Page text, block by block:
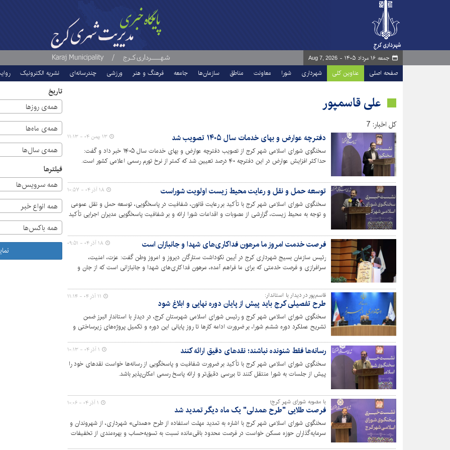
جمعه ۱۶ مرداد ۱۴۰۵ - Aug 7, 2026
صفحه اصلی عناوین کلی شهرداری شورا معاونت مناطق سازمان‌ها جامعه فرهنگ و هنر ورزشی چندرسانه‌ای نشریه الکترونیک
علی قاسمپور
کل اخبار: 7
دفترچه عوارض و بهای خدمات سال ۱۴۰۵ تصویب شد
سخنگوی شورای اسلامی شهر کرج از تصویب دفترچه عوارض و بهای خدمات سال ۱۴۰۵ خبر داد و گفت:
حداکثر افزایش عوارض در این دفترچه ۴۰ درصد تعیین شد که کمتر از نرخ تورم رسمی اعلامی کشور است.
۱۳ بهمن ۰۴ - ۱۱:۱۳
توسعه حمل و نقل و رعایت محیط زیست اولویت شوراست
سخنگوی شورای اسلامی شهر کرج با تأکید بر رعایت قانون، شفافیت در پاسخگویی، توسعه حمل و نقل عمومی
و توجه به محیط زیست، گزارشی از مصوبات و اقدامات شورا ارائه و بر شفافیت پاسخگویی مدیران اجرایی تأکید
۱۸ آذر ۰۴ - ۱۰:۵۷
فرصت خدمت امروز ما مرهون فداکاری‌های شهدا و جانبازان است
رئیس سازمان بسیج شهرداری کرج در آیین نکوداشت ستارگان دیروز و امروز وطن گفت: عزت، امنیت،
سرافرازی و فرصت خدمتی که برای ما فراهم آمده، مرهون فداکاری‌های شهدا و جانبازانی است که از جان و
جایگاهی از این سرافرازان تقدیر کنیم.
۱۸ آذر ۰۴ - ۰۹:۵۱
قاسم‌پور در دیدار با استاندار:
طرح تفصیلی کرج باید پیش از پایان دوره نهایی و ابلاغ شود
سخنگوی شورای اسلامی شهر کرج و رئیس شورای اسلامی شهرستان کرج، در دیدار با استاندار البرز ضمن
تشریح عملکرد دوره ششم شورا، بر ضرورت ادامه‌ کارها تا روز پایانی این دوره و تکمیل پروژه‌های زیرساختی و
۱۱ آذر ۰۴ - ۱۱:۱۴
رسانه‌ها فقط شنونده نباشند؛ نقدهای دقیق ارائه کنند
سخنگوی شورای اسلامی شهر کرج با تأکید بر ضرورت شفافیت و پاسخگویی از رسانه‌ها خواست نقدهای خود را
پیش از جلسات به شورا منتقل کنند تا بررسی دقیق‌تر و ارائه پاسخ رسمی امکان‌پذیر باشد.
۱ آذر ۰۴ - ۱۰:۱۳
با مصوبه شورای شهر کرج؛
فرصت طلایی "طرح همدلی" یک ماه دیگر تمدید شد
سخنگوی شورای اسلامی شهر کرج با اشاره به تمدید مهلت استفاده از طرح «همدلی» شهرداری، از شهروندان و
سرمایه‌گذاران حوزه مسکن خواست در فرصت محدود باقی‌مانده نسبت به تسویه‌حساب و بهره‌مندی از تخفیفات
۱ آذر ۰۴ - ۱۰:۰۶
تاریخ
همه‌ی روزها
همه‌ی ماه‌ها
همه‌ی سال‌ها
فیلترها
همه سرویس‌ها
همه انواع خبر
همه باکس‌ها